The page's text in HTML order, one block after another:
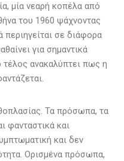
μία νεαρή κοπέλα από
του 1960 ψάχνοντας
σε διάφορα
για σημαντικά
ανακαλύπτει πως η
Τα πρόσωπα, τα
φανταστικά και
και δεν
Ορισμένα πρόσωπα,